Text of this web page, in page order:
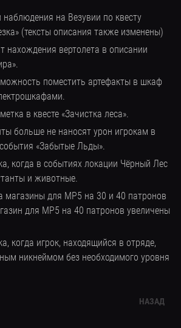
на Везувии по квесту
(тексты описания также изменены)
нахождения вертолета в описании
поместить артефакты в шкаф
в квесте «Зачистка леса».
больше не наносят урон игрокам в
«Забытые Льды».
когда в событиях локации Чёрный Лес
и животные.
магазины для MP5 на 30 и 40 патронов
для MP5 на 40 патронов увеличены
когда игрок, находящийся в отряде,
никнеймом без необходимого уровня
НАЗАД